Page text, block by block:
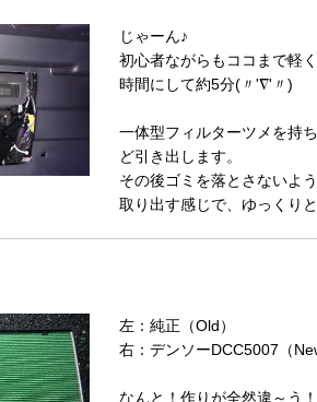
じゃーん♪
初心者ながらもココまで軽く
時間にして約5分(〃'∇'〃)ゝ
一体型フィルターツメを持
ど引き出します。
その後ゴミを落とさないよ
取り出す感じで、ゆっくり
左：純正（Old）
右：デンソーDCC5007（
なんと！作りが全然違～う